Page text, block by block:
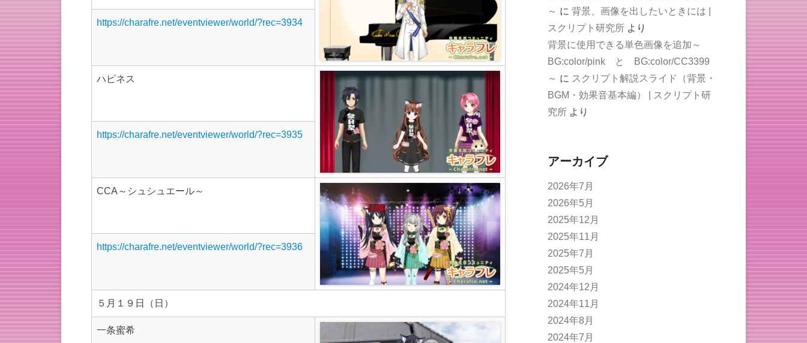
https://charafre.net/eventviewer/world/?rec=3934
ハピネス
https://charafre.net/eventviewer/world/?rec=3935
CCA～シュシュエール～
https://charafre.net/eventviewer/world/?rec=3936
５月１９日（日）
一条蜜希
～ に 背景、画像を出したいときには |
スクリプト研究所 より
背景に使用できる単色画像を追加～
BG:color/pink と BG:color/CC3399
～ に スクリプト解説スライド（背景・
BGM・効果音基本編） | スクリプト研
究所 より
アーカイブ
2026年7月
2026年5月
2025年12月
2025年11月
2025年7月
2025年5月
2024年12月
2024年11月
2024年8月
2024年7月